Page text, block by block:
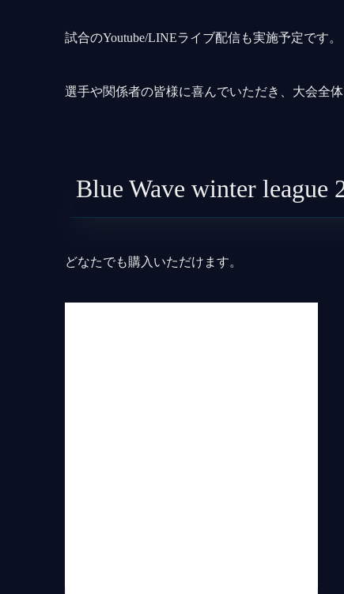
試合のYoutube/LINEライブ配信も実施予定です。
選手や関係者の皆様に喜んでいただき、大会全
Blue Wave winter
どなたでも購入いただけます。